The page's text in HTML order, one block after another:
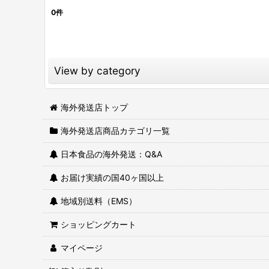
0件
View by category
有機食品（オーガニック） (全商品)
有機飲料
有機ドライフルーツ
有機ラーメン
有機甘味
有機スープ
有機お菓子
海外発送店トップ
海外発送店商品カテゴリ一覧
日本食品の海外発送：Q&A
お届け実績の国40ヶ国以上
地域別送料（EMS）
ショッピングカート
マイページ